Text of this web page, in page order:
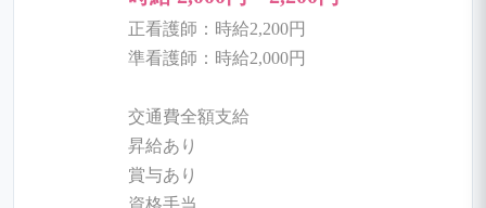
正看護師：時給2,200円
準看護師：時給2,000円
交通費全額支給
昇給あり
賞与あり
資格手当